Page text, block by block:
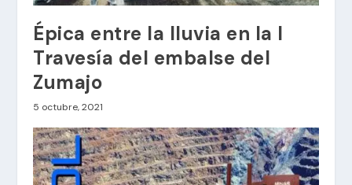
Épica entre la lluvia en la I
Travesía del embalse del
Zumajo
5 octubre, 2021